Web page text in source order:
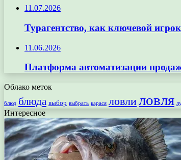
11.07.2026
Турагентство, как ключевой
11.06.2026
Платформа автоматизации
Облако меток
блюд блюда выбор выбрать карася ловлиловля
Интересное